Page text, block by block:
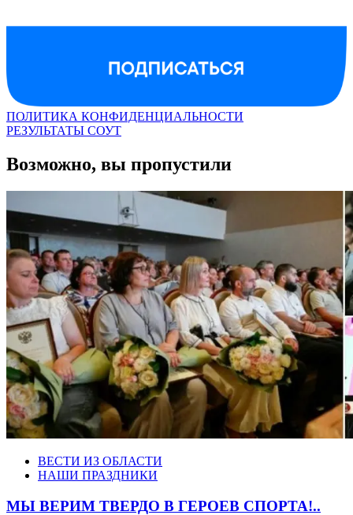
ПОЛИТИКА КОНФИДЕНЦИАЛЬНОСТИ
РЕЗУЛЬТАТЫ СОУТ
Возможно, вы пропустили
ВЕСТИ ИЗ ОБЛАСТИ
НАШИ ПРАЗДНИКИ
МЫ ВЕРИМ ТВЕРДО В ГЕРОЕВ СПОРТА!..